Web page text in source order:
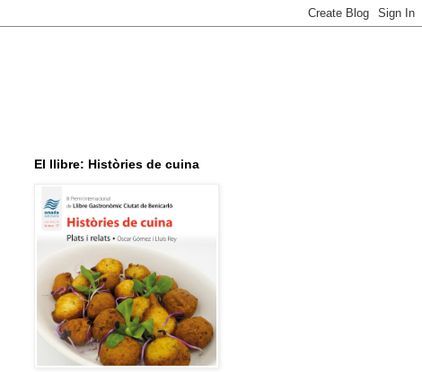
El llibre: Històries de cuina